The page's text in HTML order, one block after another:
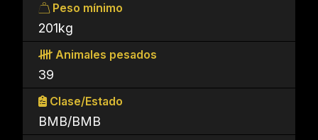
Peso mínimo
201kg
Animales pesados
39
Clase/Estado
BMB/BMB